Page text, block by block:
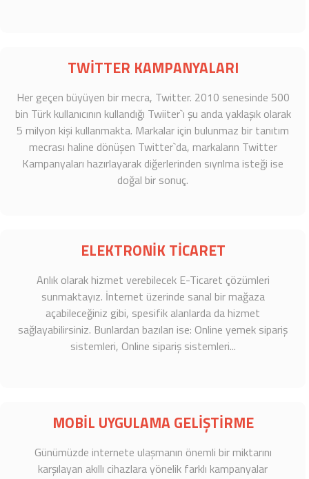
TWİTTER KAMPANYALARI
Her geçen büyüyen bir mecra, Twitter. 2010 senesinde 500
bin Türk kullanıcının kullandığı Twiiter`ı şu anda yaklaşık olarak
5 milyon kişi kullanmakta. Markalar için bulunmaz bir tanıtım
mecrası haline dönüşen Twitter`da, markaların Twitter
Kampanyaları hazırlayarak diğerlerinden sıyrılma isteği ise
doğal bir sonuç.
ELEKTRONİK TİCARET
Anlık olarak hizmet verebilecek E-Ticaret çözümleri
sunmaktayız. İnternet üzerinde sanal bir mağaza
açabileceğiniz gibi, spesifik alanlarda da hizmet
sağlayabilirsiniz. Bunlardan bazıları ise: Online yemek sipariş
sistemleri, Online sipariş sistemleri...
MOBİL UYGULAMA GELİŞTİRME
Günümüzde internete ulaşmanın önemli bir miktarını
karşılayan akıllı cihazlara yönelik farklı kampanyalar